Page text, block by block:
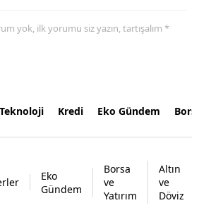
yok, ilk yorumu siz yazın, tartışalım *
Teknoloji Kredi Eko Gündem
Eko
Gündem
Borsa
ve
Yatırım
Altın
ve
Döviz